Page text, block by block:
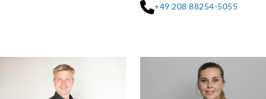
+49 208 88254-5055